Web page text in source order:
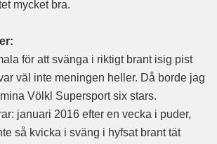
mycket bra.
för att svänga i riktigt brant isig pist
väl inte meningen heller. Då borde jag
Völkl Supersport six stars.
januari 2016 efter en vecka i puder,
så kvicka i sväng i hyfsat brant tät